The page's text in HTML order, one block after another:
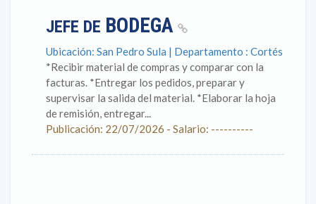
JEFE DE BODEGA
Ubicación: San Pedro Sula | Departamento : Cortés
*Recibir material de compras y comparar con la
facturas. *Entregar los pedidos, preparar y
supervisar la salida del material. *Elaborar la hoja
de remisión, entregar...
Publicación: 22/07/2026 - Salario: ----------